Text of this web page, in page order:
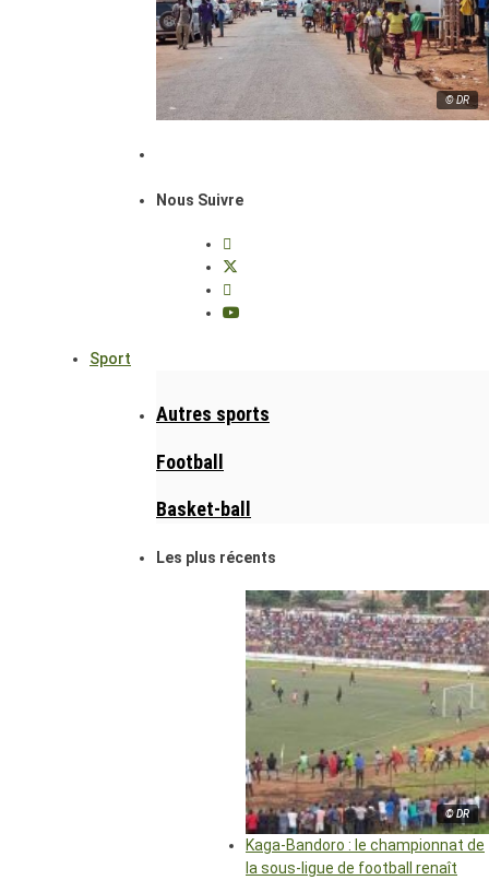
© DR
Nous Suivre
Sport
Autres sports
Football
Basket-ball
Les plus récents
© DR
Kaga-Bandoro : le championnat de
la sous-ligue de football renaît